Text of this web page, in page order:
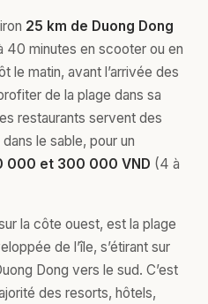
25 km de Duong Dong
40 minutes en scooter ou en
le matin, avant l’arrivée des
de la plage dans sa
restaurants servent des
le sable, pour un
000 et 300 000 VND (4 à
la côte ouest, est la plage
de l’île, s’étirant sur
Dong vers le sud. C’est
des resorts, hôtels,